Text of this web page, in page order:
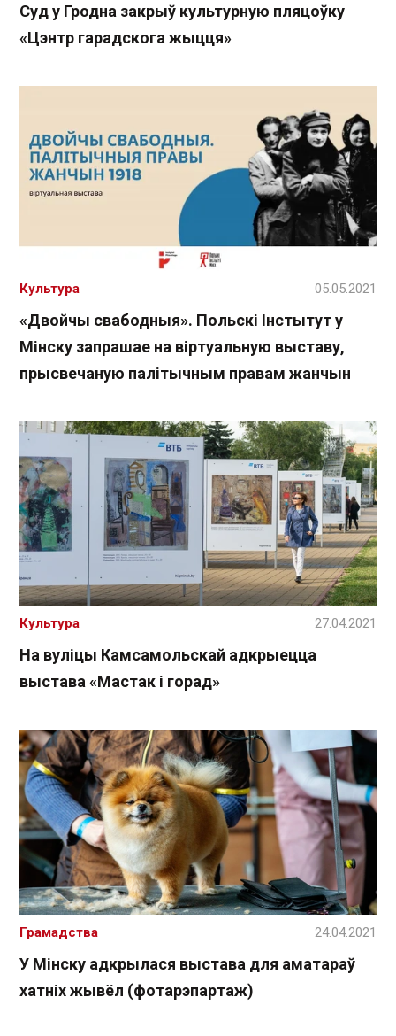
Суд у Гродна закрыў культурную пляцоўку
«Цэнтр гарадскога жыцця»
«Двойчы свабодныя». Польскі Інстытут у
Мінску запрашае на віртуальную выставу,
прысвечаную палітычным правам жанчын
Культура 05.05.2021
На вуліцы Камсамольскай адкрыецца
выстава «Мастак і горад»
Культура 27.04.2021
У Мінску адкрылася выстава для аматараў
хатніх жывёл (фотарэпартаж)
Грамадства 24.04.2021